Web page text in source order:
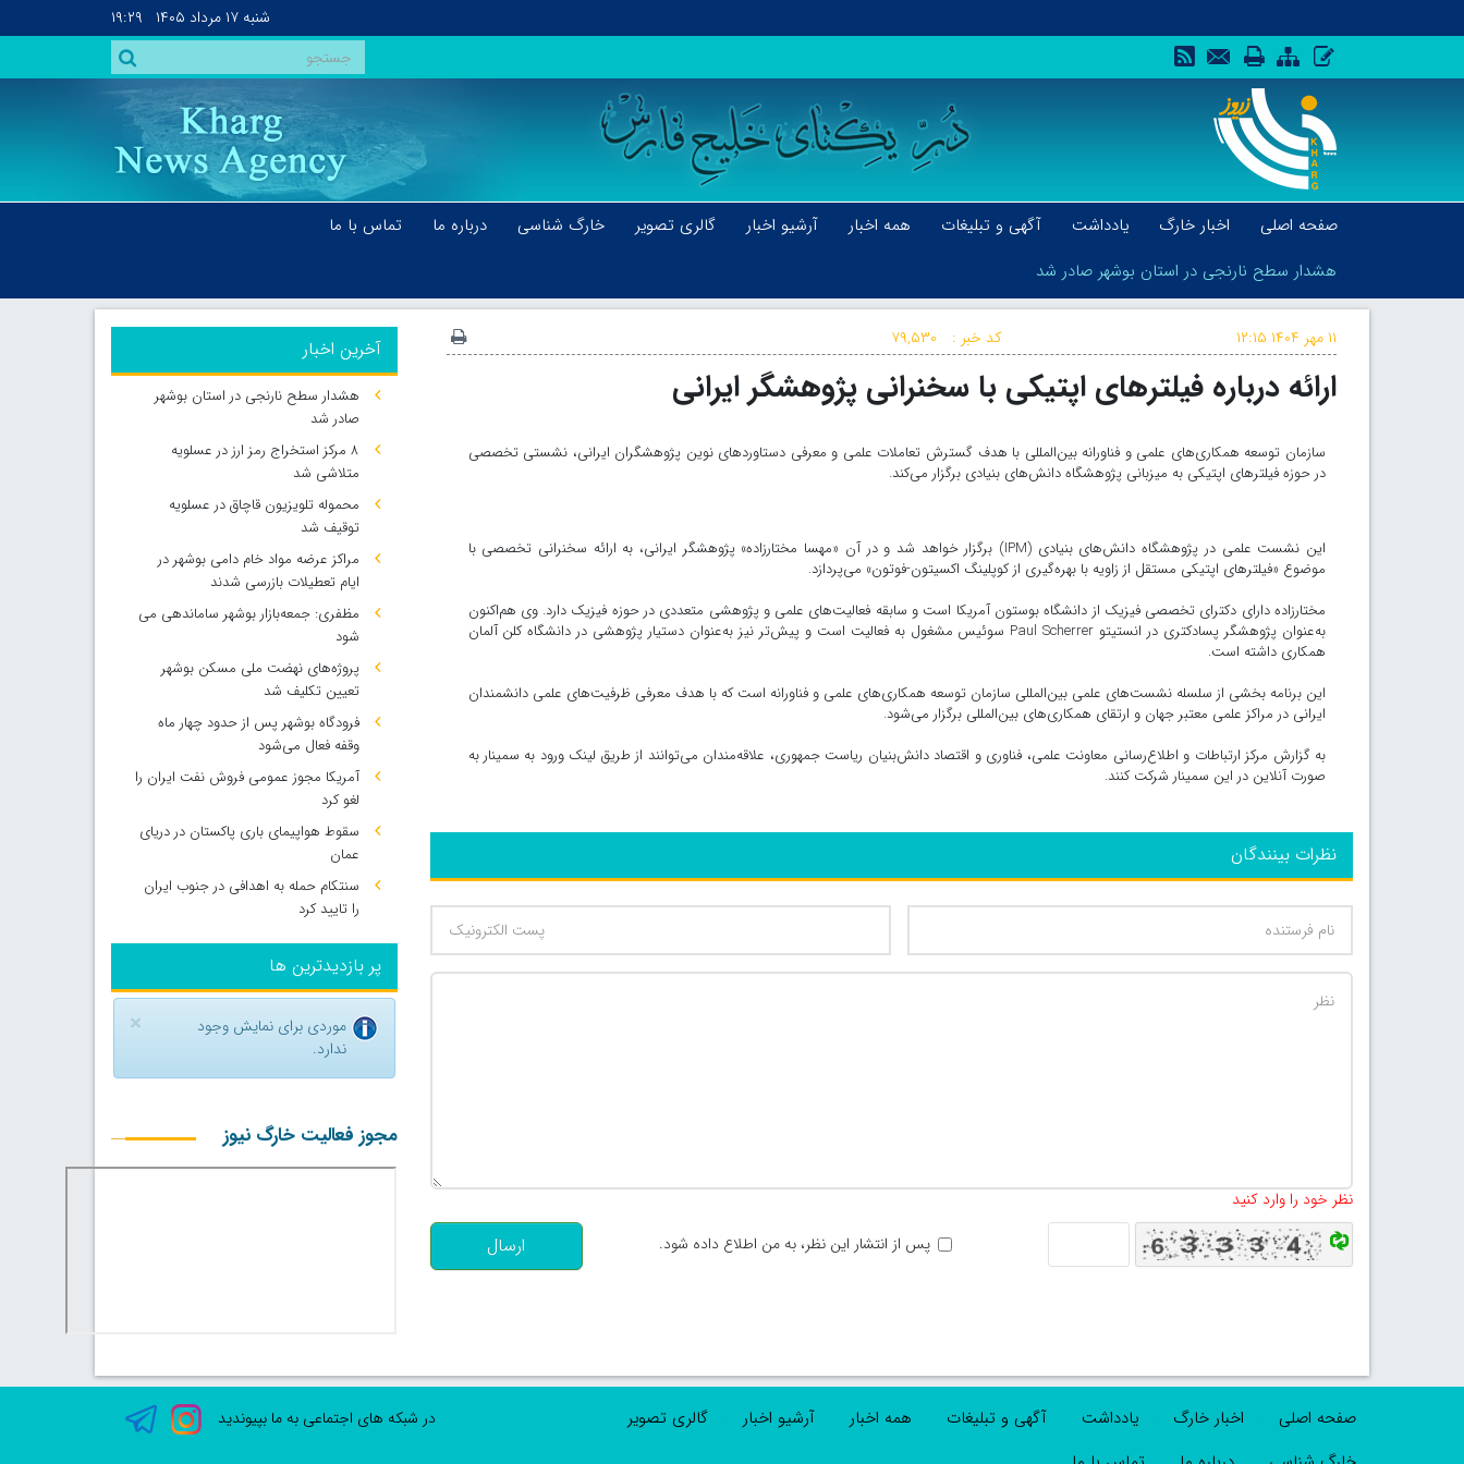
شنبه ۱۷ مرداد ۱۴۰۵ ۱۹:۲۹
صفحه اصلی اخبار خارگ یادداشت آگهی و تبلیغات همه اخبار آرشیو اخبار گالری تصویر خارگ شناسی درباره ما
تماس با ما
هشدار سطح نارنجی در استان بوشهر صادر شد
هشدار سطح نارنجی در استان بوشهر صادر شد
کد خبر : ۷۹,۵۳۰ ۱۱ مهر ۱۴۰۴ ۱۲:۱۵
ارائه درباره فیلترهای اپتیکی با سخنرانی پژوهشگر ایرانی
سازمان توسعه همکاری‌های علمی و فناورانه بین‌المللی با هدف گسترش تعاملات علمی و معرفی دستاوردهای نوین پژوهشگران ایرانی، نشستی تخصصی
در حوزه فیلترهای اپتیکی به میزبانی پژوهشگاه دانش‌های بنیادی برگزار می‌کند.
این نشست علمی در پژوهشگاه دانش‌های بنیادی (IPM) برگزار خواهد شد و در آن «مهسا مختارزاده» پژوهشگر ایرانی، به ارائه سخنرانی تخصصی با
موضوع «فیلترهای اپتیکی مستقل از زاویه با بهره‌گیری از کوپلینگ اکسیتون-فوتون» می‌پردازد.
مختارزاده دارای دکترای تخصصی فیزیک از دانشگاه بوستون آمریکا است و سابقه فعالیت‌های علمی و پژوهشی متعددی در حوزه فیزیک دارد. وی هم‌اکنون
به‌عنوان پژوهشگر پسادکتری در انستیتو Paul Scherrer سوئیس مشغول به فعالیت است و پیش‌تر نیز به‌عنوان دستیار پژوهشی در دانشگاه کلن آلمان
همکاری داشته است.
این برنامه بخشی از سلسله نشست‌های علمی بین‌المللی سازمان توسعه همکاری‌های علمی و فناورانه است که با هدف معرفی ظرفیت‌های علمی دانشمندان
ایرانی در مراکز علمی معتبر جهان و ارتقای همکاری‌های بین‌المللی برگزار می‌شود.
به گزارش مرکز ارتباطات و اطلاع‌رسانی معاونت علمی، فناوری و اقتصاد دانش‌بنیان ریاست جمهوری، علاقه‌مندان می‌توانند از طریق لینک ورود به سمینار به
صورت آنلاین در این سمینار شرکت کنند.
نظرات بینندگان
نظر خود را وارد کنید
پس از انتشار این نظر، به من اطلاع داده شود.
ارسال
آخرین اخبار
هشدار سطح نارنجی در استان بوشهر
صادر شد
۸ مرکز استخراج رمز ارز در عسلویه
متلاشی شد
محموله تلویزیون قاچاق در عسلویه
توقیف شد
مراکز عرضه مواد خام دامی بوشهر در
ایام تعطیلات بازرسی شدند
مظفری: جمعه‌بازار بوشهر ساماندهی می‌
شود
پروژه‌های نهضت ملی مسکن بوشهر
تعیین تکلیف شد
فرودگاه بوشهر پس از حدود چهار ماه
وقفه فعال می‌شود
آمریکا مجوز عمومی فروش نفت ایران را
لغو کرد
سقوط هواپیمای باری پاکستان در دریای
عمان
سنتکام حمله به اهدافی در جنوب ایران
را تایید کرد
پر بازدیدترین ها
×
موردی برای نمایش وجود
ندارد.
مجوز فعالیت خارگ نیوز
صفحه اصلی اخبار خارگ یادداشت آگهی و تبلیغات همه اخبار آرشیو اخبار
گالری تصویر
در شبکه های اجتماعی به ما بپیوندید